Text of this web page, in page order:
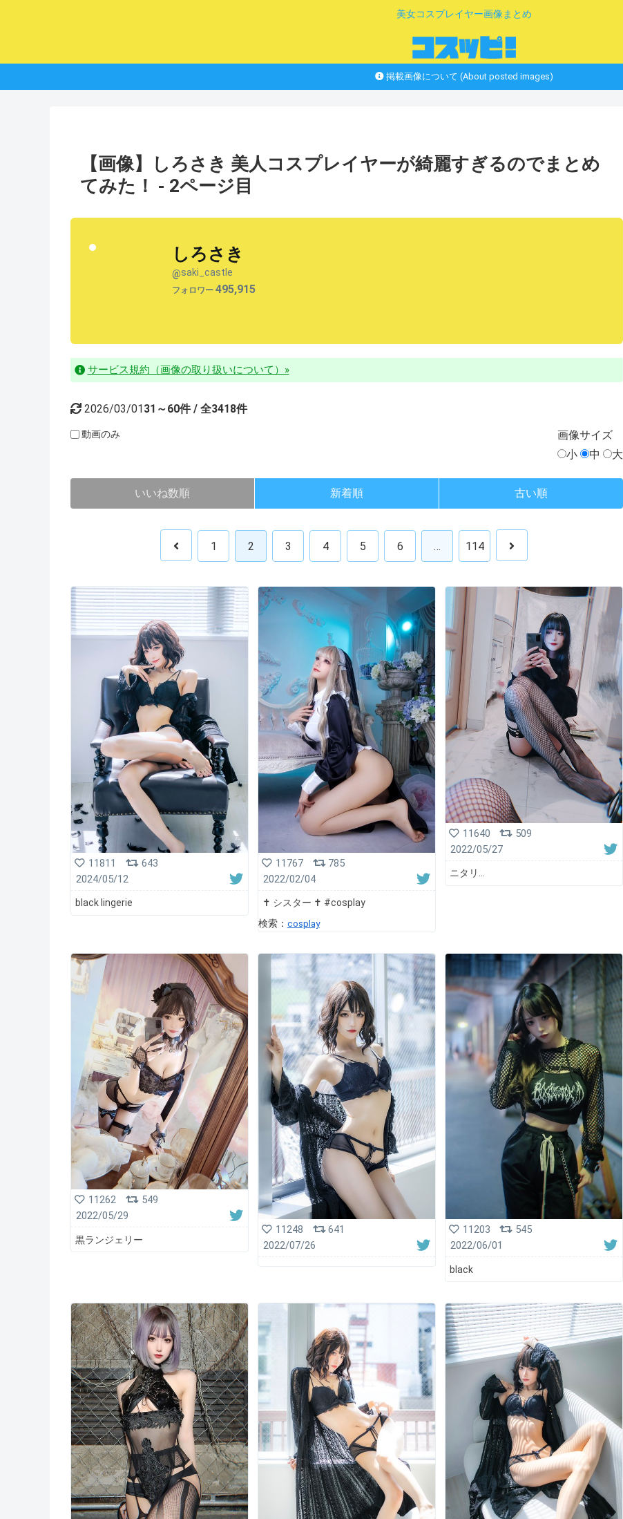
美女コスプレイヤー画像まとめ
掲載画像について (About posted images)
【画像】しろさき 美人コスプレイヤーが綺麗すぎるのでまとめ
てみた！ - 2ページ目
しろさき
@saki_castle
フォロワー 495,915
サービス規約（画像の取り扱いについて）»
2026/03/0131～60件 / 全3418件
動画のみ 画像サイズ
小
中 大
いいね数順 新着順 古い順
1 2 3 4 5 6 … 114
11811
643
2024/05/12
black lingerie
11767
785
2022/02/04
✝️ シスター ✝️ #cosplay
検索： cosplay
11640
509
2022/05/27
ニタリ...
11262
549
2022/05/29
黒ランジェリー
11248
641
2022/07/26
11203
545
2022/06/01
black